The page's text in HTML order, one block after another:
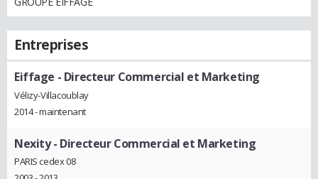
Entreprises
Eiffage - Directeur Commercial et Marketing
Vélizy-Villacoublay
2014 - maintenant
Nexity- Directeur Commercial et Marketing
PARIS cedex 08